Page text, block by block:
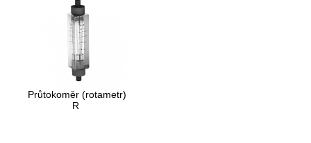
Průtokoměr (rotametr)
R